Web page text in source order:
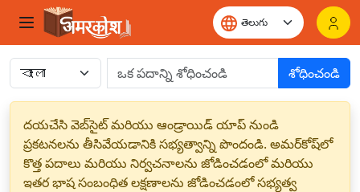
శోధించండి
దయచేసి వెబ్‌సైట్ మరియు ఆండ్రాయిడ్ యాప్ నుండి
ప్రకటనలను తీసివేయడానికి సభ్యత్వాన్ని పొందండి. అమర్‌కోష్‌లో
కొత్త పదాలు మరియు నిర్వచనాలను జోడించడంలో మరియు
ఇతర భాష సంబంధిత లక్షణాలను జోడించడంలో సభ్యత్వ